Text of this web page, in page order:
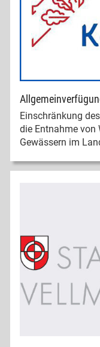
Einschränkung
die Entnahme von
Gewässern im